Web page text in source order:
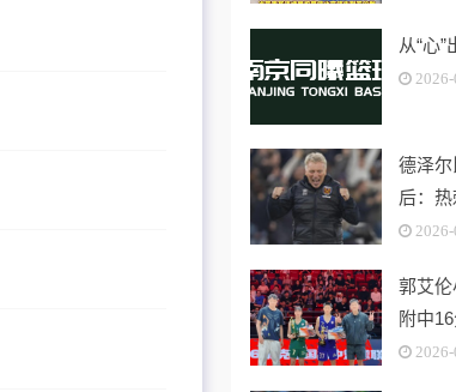
从“心
2026-
德泽尔
后：
“系统
2026-
郭艾
附中
中学
2026-